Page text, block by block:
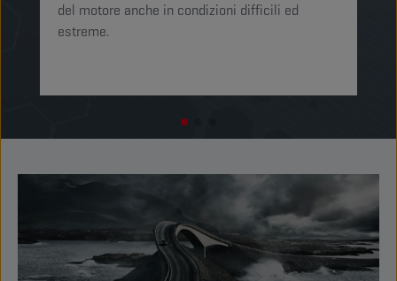
del motore anche in condizioni difficili ed
estreme. ​​